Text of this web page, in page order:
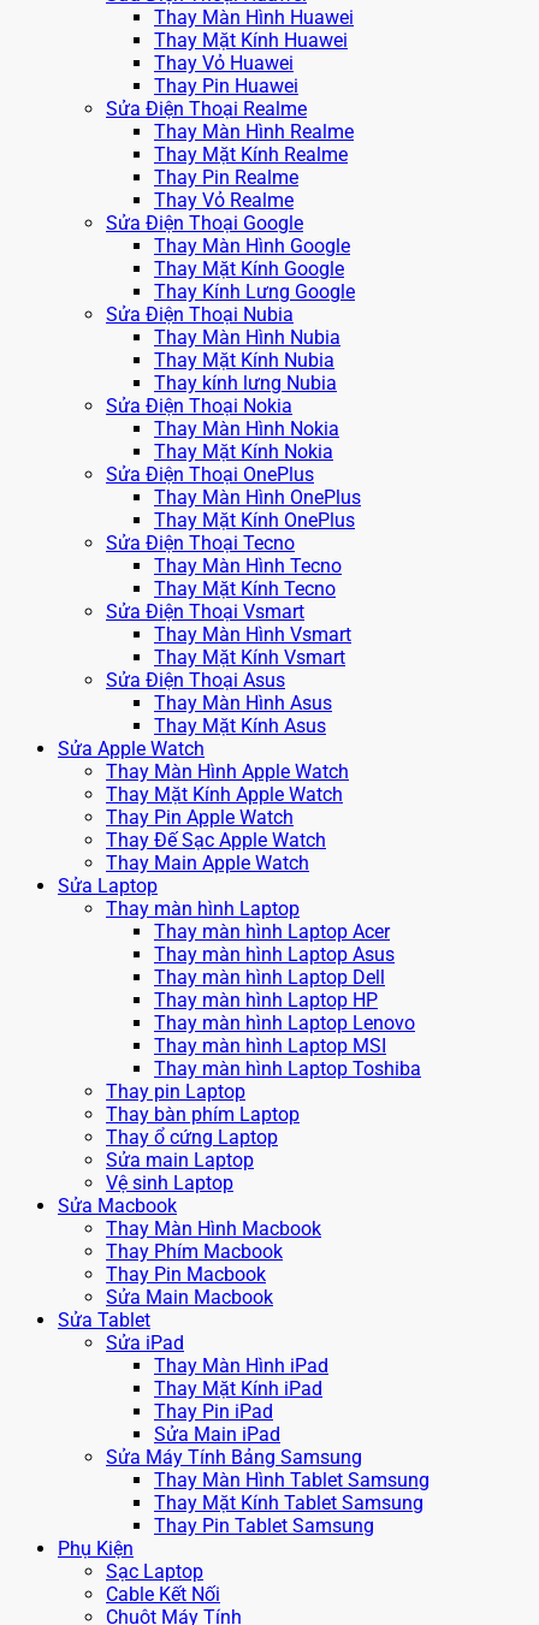
Thay Màn Hình Huawei
Thay Mặt Kính Huawei
Thay Vỏ Huawei
Thay Pin Huawei
Sửa Điện Thoại Realme
Thay Màn Hình Realme
Thay Mặt Kính Realme
Thay Pin Realme
Thay Vỏ Realme
Sửa Điện Thoại Google
Thay Màn Hình Google
Thay Mặt Kính Google
Thay Kính Lưng Google
Sửa Điện Thoại Nubia
Thay Màn Hình Nubia
Thay Mặt Kính Nubia
Thay kính lưng Nubia
Sửa Điện Thoại Nokia
Thay Màn Hình Nokia
Thay Mặt Kính Nokia
Sửa Điện Thoại OnePlus
Thay Màn Hình OnePlus
Thay Mặt Kính OnePlus
Sửa Điện Thoại Tecno
Thay Màn Hình Tecno
Thay Mặt Kính Tecno
Sửa Điện Thoại Vsmart
Thay Màn Hình Vsmart
Thay Mặt Kính Vsmart
Sửa Điện Thoại Asus
Thay Màn Hình Asus
Thay Mặt Kính Asus
Sửa Apple Watch
Thay Màn Hình Apple Watch
Thay Mặt Kính Apple Watch
Thay Pin Apple Watch
Thay Đế Sạc Apple Watch
Thay Main Apple Watch
Sửa Laptop
Thay màn hình Laptop
Thay màn hình Laptop Acer
Thay màn hình Laptop Asus
Thay màn hình Laptop Dell
Thay màn hình Laptop HP
Thay màn hình Laptop Lenovo
Thay màn hình Laptop MSI
Thay màn hình Laptop Toshiba
Thay pin Laptop
Thay bàn phím Laptop
Thay ổ cứng Laptop
Sửa main Laptop
Vệ sinh Laptop
Sửa Macbook
Thay Màn Hình Macbook
Thay Phím Macbook
Thay Pin Macbook
Sửa Main Macbook
Sửa Tablet
Sửa iPad
Thay Màn Hình iPad
Thay Mặt Kính iPad
Thay Pin iPad
Sửa Main iPad
Sửa Máy Tính Bảng Samsung
Thay Màn Hình Tablet Samsung
Thay Mặt Kính Tablet Samsung
Thay Pin Tablet Samsung
Phụ Kiện
Sạc Laptop
Cable Kết Nối
Chuột Máy Tính